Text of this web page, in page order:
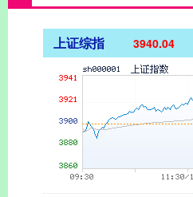
上证综指 3940.04